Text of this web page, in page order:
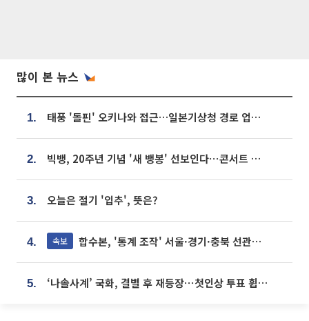
많이 본 뉴스
1. 태풍 '돌핀' 오키나와 접근…일본기상청 경로 업데이트
2. 빅뱅, 20주년 기념 '새 뱅봉' 선보인다⋯콘서트 앞두고 팝업 개최
3. 오늘은 절기 '입추', 뜻은?
4. 속보 합수본, '통계 조작' 서울·경기·충북 선관위 등 추가 압수수색
5. ‘나솔사계’ 국화, 결별 후 재등장⋯첫인상 투표 휩쓸고 ‘인기녀’ 등극